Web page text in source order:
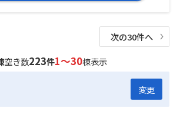
次の30件へ
空き数223件1～30棟表示
変更